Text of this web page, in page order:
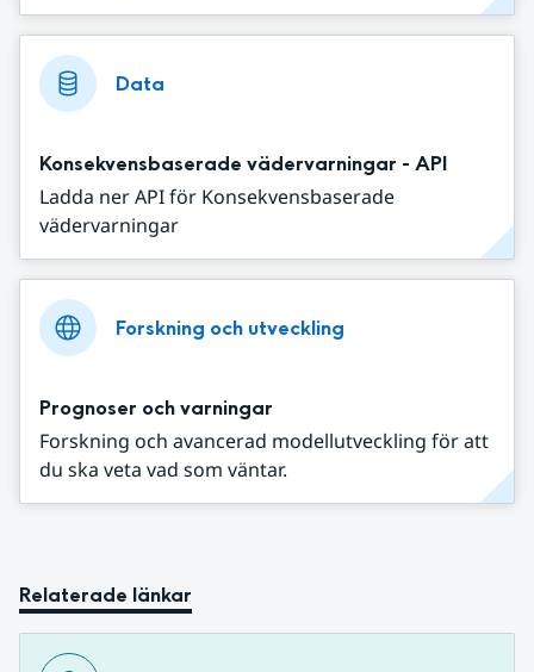
Data
Konsekvensbaserade vädervarningar - API
Ladda ner API för Konsekvensbaserade
vädervarningar
Forskning och utveckling
Prognoser och varningar
Forskning och avancerad modellutveckling för att
du ska veta vad som väntar.
Relaterade länkar